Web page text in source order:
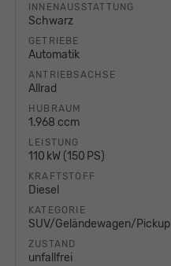
INNENAUSSTATTUNG
Schwarz
GETRIEBE
Automatik
ANTRIEBSACHSE
Allrad
HUBRAUM
1.968 ccm
LEISTUNG
110 kW (150 PS)
KRAFTSTOFF
Diesel
KATEGORIE
SUV/Geländewagen/Pickup
ZUSTAND
unfallfrei